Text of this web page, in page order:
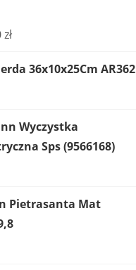
zł
36x10x25Cm AR362
Wyczystka
Sps (9566168)
Pietrasanta Mat